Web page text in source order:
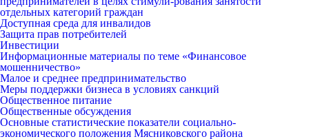
отдельных категорий граждан
Доступная среда для инвалидов
Защита прав потребителей
Инвестиции
Информационные материалы по теме «Финансовое
мошенничество»
Малое и среднее предпринимательство
Меры поддержки бизнеса в условиях санкций
Общественное питание
Общественные обсуждения
Основные статистические показатели социально-
экономического положения Мясниковского района